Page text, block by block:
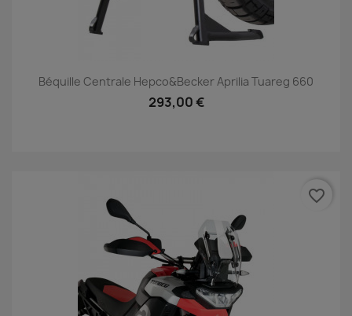
Béquille Centrale Hepco&Becker Aprilia Tuareg 660
293,00 €
favorite_border